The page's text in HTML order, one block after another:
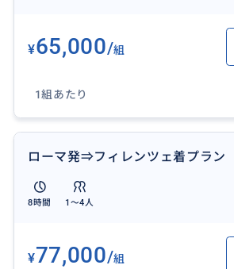
¥65,000/組
1組あたり
ローマ発⇒フィレンツェ着プラン
8時間 1〜4人
¥77,000/組